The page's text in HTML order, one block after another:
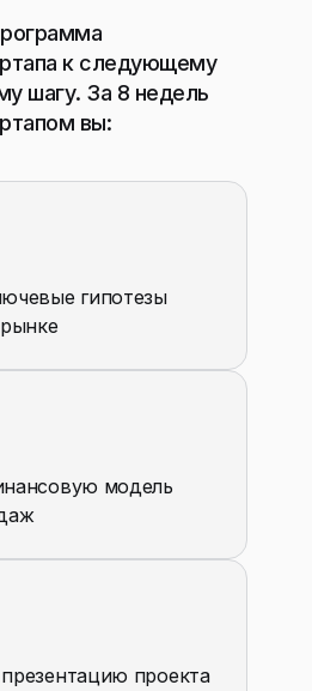
к следующему
шагу. За 8 недель
вы:
гипотезы
модель
проекта